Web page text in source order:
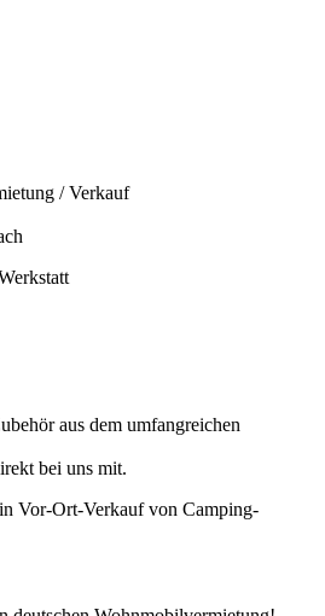
/ Verkauf
aus dem umfangreichen
bei uns mit.
Vor-Ort-Verkauf von Camping-